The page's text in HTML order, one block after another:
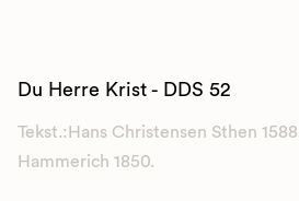
Du Herre Krist - DDS 52
Tekst.:Hans Christensen Sthen
Hammerich 1850.